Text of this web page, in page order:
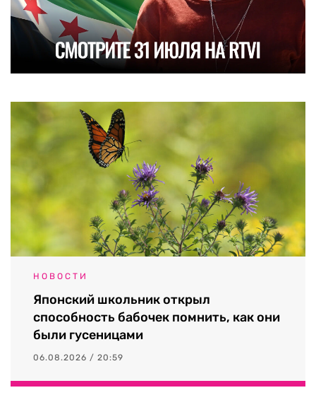
НОВОСТИ
Японский школьник открыл
способность бабочек помнить, как они
были гусеницами
06.08.2026 / 20:59